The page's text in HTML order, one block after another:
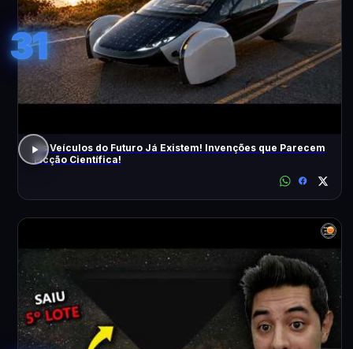
31
Os Veículos do Futuro Já Existem! Invenções que Parecem
Ficção Científica!